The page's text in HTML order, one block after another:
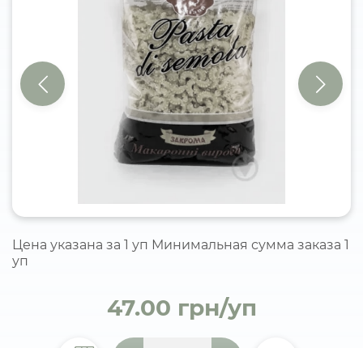
Цена указана за 1 уп Минимальная сумма заказа 1
уп
47.00 грн/уп